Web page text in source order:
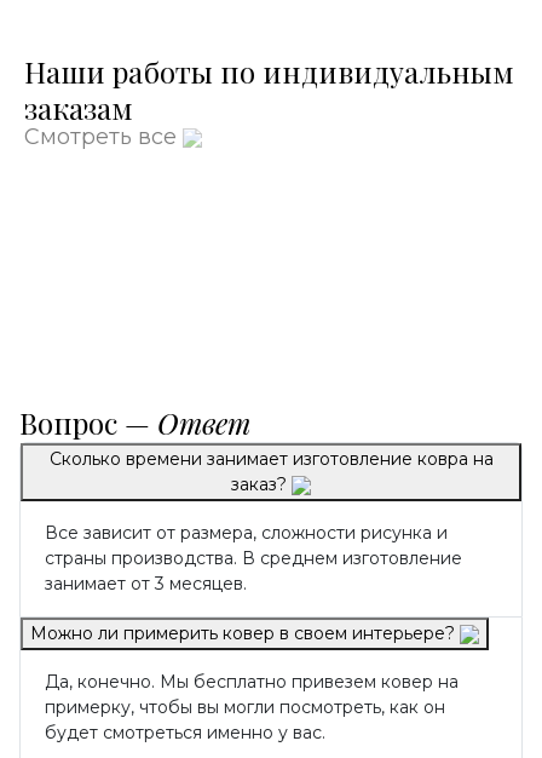
Наши работы по индивидуальным
заказам
Смотреть все
Вопрос — Ответ
Сколько времени занимает изготовление ковра на
заказ?
Все зависит от размера, сложности рисунка и
страны производства. В среднем изготовление
занимает от 3 месяцев.
Можно ли примерить ковер в своем интерьере?
Да, конечно. Мы бесплатно привезем ковер на
примерку, чтобы вы могли посмотреть, как он
будет смотреться именно у вас.